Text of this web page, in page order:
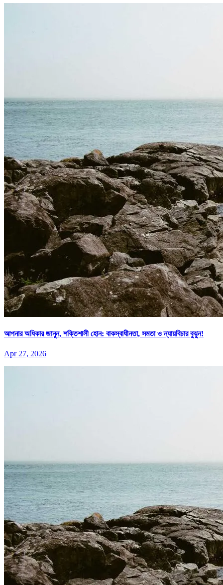
আপনার অধিকার জানুন, শক্তিশালী হোন: বাকস্বাধীনতা, সমতা ও ন্যায়বিচার বুঝুন!
Apr 27, 2026